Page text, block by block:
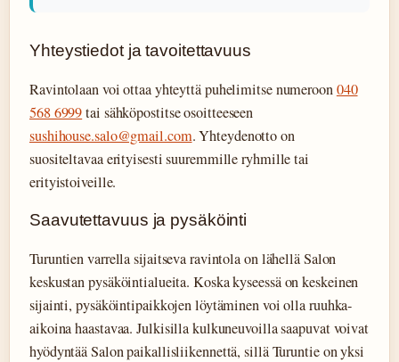
Yhteystiedot ja tavoitettavuus
Ravintolaan voi ottaa yhteyttä puhelimitse numeroon040
568 6999tai sähköpostitse osoitteeseen
sushihouse.salo@gmail.com. Yhteydenotto on
suositeltavaa erityisesti suuremmille ryhmille tai
erityistoiveille.
Saavutettavuus ja pysäköinti
Turuntien varrella sijaitseva ravintola on lähellä Salon
keskustan pysäköintialueita. Koska kyseessä on keskeinen
sijainti, pysäköintipaikkojen löytäminen voi olla ruuhka-
aikoina haastavaa. Julkisilla kulkuneuvoilla saapuvat voivat
hyödyntää Salon paikallisliikennettä, sillä Turuntie on yksi